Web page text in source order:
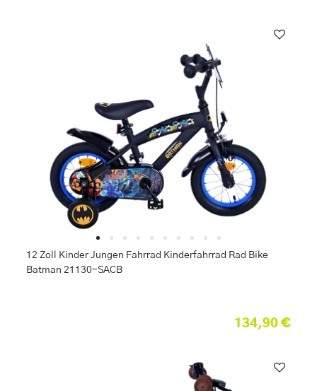
12 Zoll Kinder Jungen Fahrrad Kinderfahrrad Rad Bike
Batman 21130-SACB
134,90 €